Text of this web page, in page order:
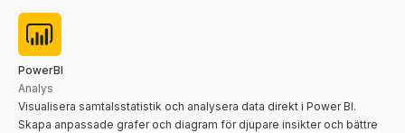
PowerBI
Analys
Visualisera samtalsstatistik och analysera data direkt i Power BI.
Skapa anpassade grafer och diagram för djupare insikter och bättre